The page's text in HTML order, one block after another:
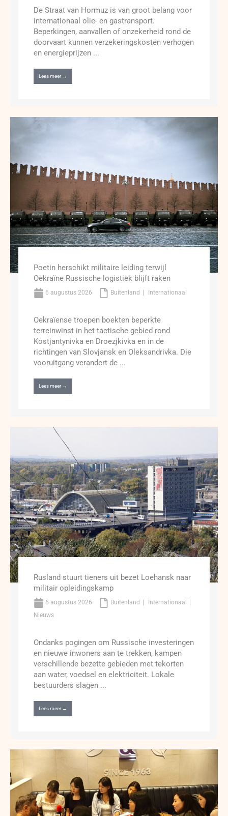
De Straat van Hormuz is van groot belang voor
internationaal olie- en gastransport.
Beperkingen, aanvallen of onzekerheid rond de
doorvaart kunnen verzekeringskosten verhogen
en energieprijzen ...
Lees meer →
Poetin herschikt militaire leiding terwijl
Oekraïne Russische logistiek blijft raken
6 augustus 2026 Buitenland Internationaal
Oekraïense troepen boekten beperkte
terreinwinst in het tactische gebied rond
Kostjantynivka en Droezjkivka en in de
richtingen van Slovjansk en Oleksandrivka. Die
vooruitgang verandert de ...
Lees meer →
Rusland stuurt tieners uit bezet Loehansk naar
militair opleidingskamp
6 augustus 2026 Buitenland
Internationaal
Nieuws
Ondanks pogingen om Russische investeringen
en nieuwe inwoners aan te trekken, kampen
verschillende bezette gebieden met tekorten
aan water, voedsel en elektriciteit. Lokale
bestuurders slagen ...
Lees meer →